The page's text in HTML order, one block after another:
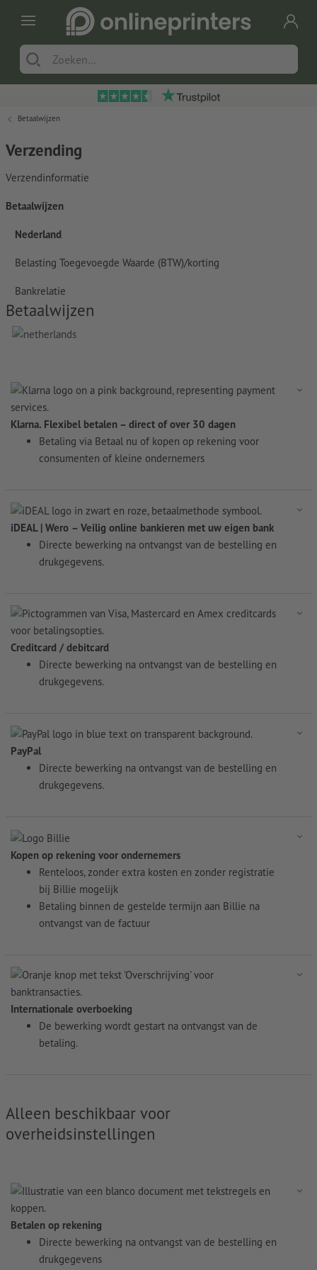
Betaalwijzen
Verzending
Verzendinformatie
Betaalwijzen
Nederland
Belasting Toegevoegde Waarde (BTW)/korting
Bankrelatie
Betaalwijzen
Klarna. Flexibel betalen – direct of over 30 dagen
Betaling via Betaal nu of kopen op rekening voor
consumenten of kleine ondernemers
iDEAL | Wero – Veilig online bankieren met uw eigen bank
Directe bewerking na ontvangst van de bestelling en
drukgegevens.
Creditcard / debitcard
Directe bewerking na ontvangst van de bestelling en
drukgegevens.
PayPal
Directe bewerking na ontvangst van de bestelling en
drukgegevens.
Kopen op rekening voor ondernemers
Renteloos, zonder extra kosten en zonder registratie
bij Billie mogelijk
Betaling binnen de gestelde termijn aan Billie na
ontvangst van de factuur
Internationale overboeking
De bewerking wordt gestart na ontvangst van de
betaling.
Alleen beschikbaar voor
overheidsinstellingen
Betalen op rekening
Directe bewerking na ontvangst van de bestelling en
drukgegevens